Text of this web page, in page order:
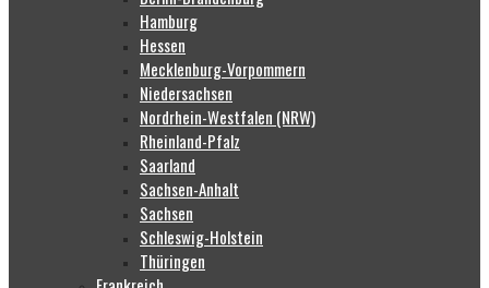
Hamburg
Hessen
Mecklenburg-Vorpommern
Niedersachsen
Nordrhein-Westfalen (NRW)
Rheinland-Pfalz
Saarland
Sachsen-Anhalt
Sachsen
Schleswig-Holstein
Thüringen